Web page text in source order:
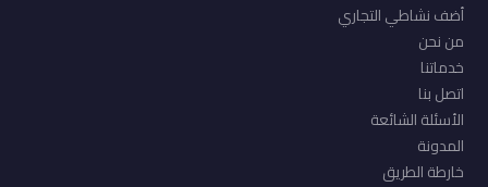
أضف نشاطي التجاري
من نحن
خدماتنا
اتصل بنا
الأسئلة الشائعة
المدونة
خارطة الطريق